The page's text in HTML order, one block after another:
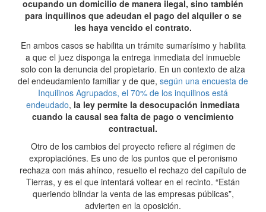
ocupando un domicilio de manera ilegal, sino también
para inquilinos que adeudan el pago del alquiler o se
les haya vencido el contrato.
En ambos casos se habilita un trámite sumarísimo y habilita
a que el juez disponga la entrega inmediata del inmueble
solo con la denuncia del propietario. En un contexto de alza
del endeudamiento familiar y de que, según una encuesta de
Inquilinos Agrupados, el 70% de los inquilinos está
endeudado, la ley permite la desocupación inmediata
cuando la causal sea falta de pago o vencimiento
contractual.
Otro de los cambios del proyecto refiere al régimen de
expropiaciónes. Es uno de los puntos que el peronismo
rechaza con más ahínco, resuelto el rechazo del capítulo de
Tierras, y es el que intentará voltear en el recinto. “Están
queriendo blindar la venta de las empresas públicas”,
advierten en la oposición.